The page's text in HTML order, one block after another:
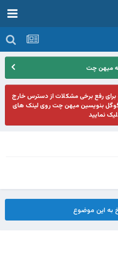
میهن چت
رفع برخی مشکلات از دسترس خارج
بنویسین میهن چت روی لینک های
نمایید
به این موضوع